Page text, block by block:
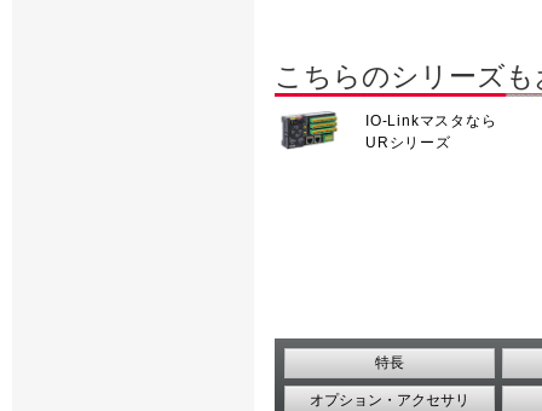
こちらのシリーズ
IO-Linkマスタなら
URシリーズ
特長
オプション・アクセサリ